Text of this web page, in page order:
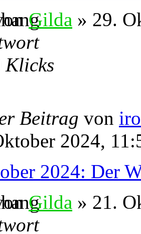
Gilda » 29.
Klicks
Beitrag von
2024,
2024: Der
Gilda » 21.